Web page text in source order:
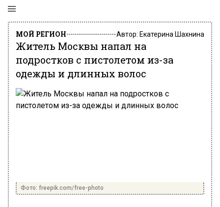
МОЙ РЕГИОН Автор: Екатерина Шахнина
Житель Москвы напал на
подростков с пистолетом из-за
одежды и длинных волос
Фото: freepik.com/free-photo